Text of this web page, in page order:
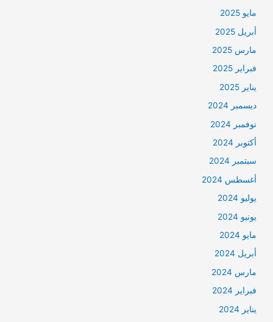
مايو 2025
أبريل 2025
مارس 2025
فبراير 2025
يناير 2025
ديسمبر 2024
نوفمبر 2024
أكتوبر 2024
سبتمبر 2024
أغسطس 2024
يوليو 2024
يونيو 2024
مايو 2024
أبريل 2024
مارس 2024
فبراير 2024
يناير 2024